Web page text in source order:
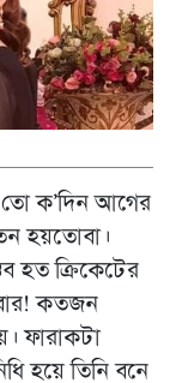
ক’দিন আগের
হয়তোবা।
হত ক্রিকেটের
কতজন
ফারাকটা
হয়ে তিনি বনে